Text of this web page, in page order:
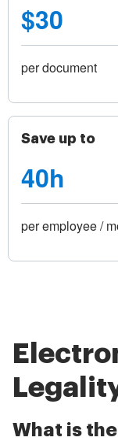
$30
per document
Save up to
40h
per employee /
What is